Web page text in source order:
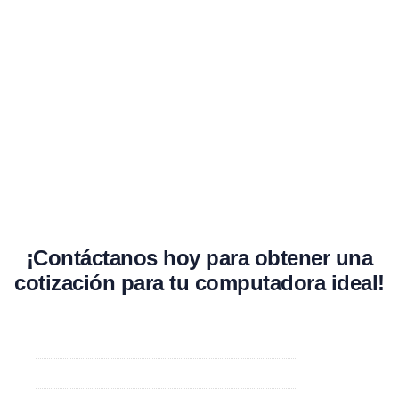
¡Contáctanos hoy para obtener una
cotización para tu computadora ideal!
604-379-0853
info@a-tek.org